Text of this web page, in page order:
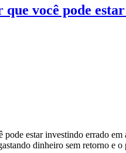
que você pode
estar investindo errado
dinheiro sem retorno